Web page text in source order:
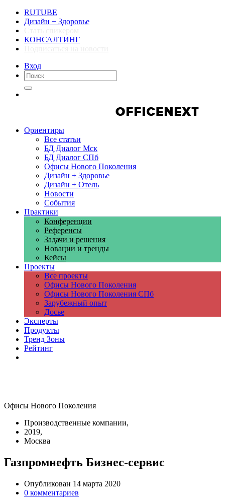
RUTUBE
Дизайн + Здоровье
КОНСАЛТИНГ
Вход
Ориентиры
Все статьи
БД Диалог Мск
БД Диалог СПб
Офисы Нового Поколения
Дизайн + Здоровье
Дизайн + Отель
Новости
События
Практики
Конференции
Референсы
Задачи и решения
Новации и тренды
Кейсы
Проекты
Все проекты
Офисы Нового Поколения
Офисы Нового Поколения СПб
Зарубежный опыт
Досье
Эксперты
Продукты
Тренд Зоны
Рейтинг
Офисы Нового Поколения
Производственные компании,
2019,
Москва
Газпромнефть Бизнес-сервис
Опубликован 14 марта 2020
0 комментариев